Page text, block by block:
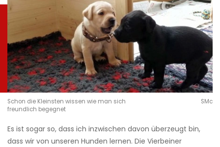
Schon die Kleinsten wissen wie man sich
freundlich begegnet
SMc
Es ist sogar so, dass ich inzwischen davon überzeugt bin,
dass wir von unseren Hunden lernen. Die Vierbeiner